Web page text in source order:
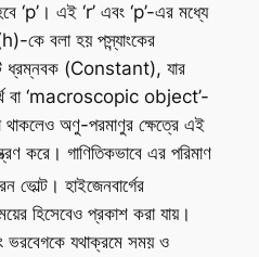
‘p’। এই ‘r’ এবং ‘p’-এর মধ্যে
কে বলা হয় পস্ন্যাংকের
ধ্রম্নবক (Constant), যার
বা ‘macroscopic object’-
থাকলেও অণু-পরমাণুর ক্ষেত্রে এই
করে। গাণিতিকভাবে এর পরিমাণ
ভোল্ট। হাইজেনবার্গের
হিসেবেও প্রকাশ করা যায়।
ভরবেগকে যথাক্রমে সময় ও